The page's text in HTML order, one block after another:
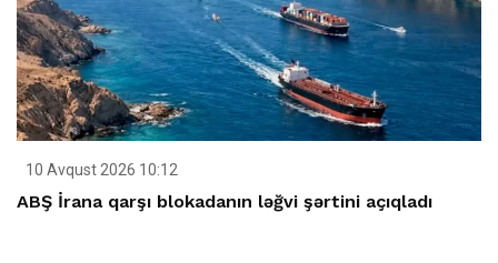
10 Avqust 2026 10:12
ABŞ İrana qarşı blokadanın ləğvi şərtini açıqladı